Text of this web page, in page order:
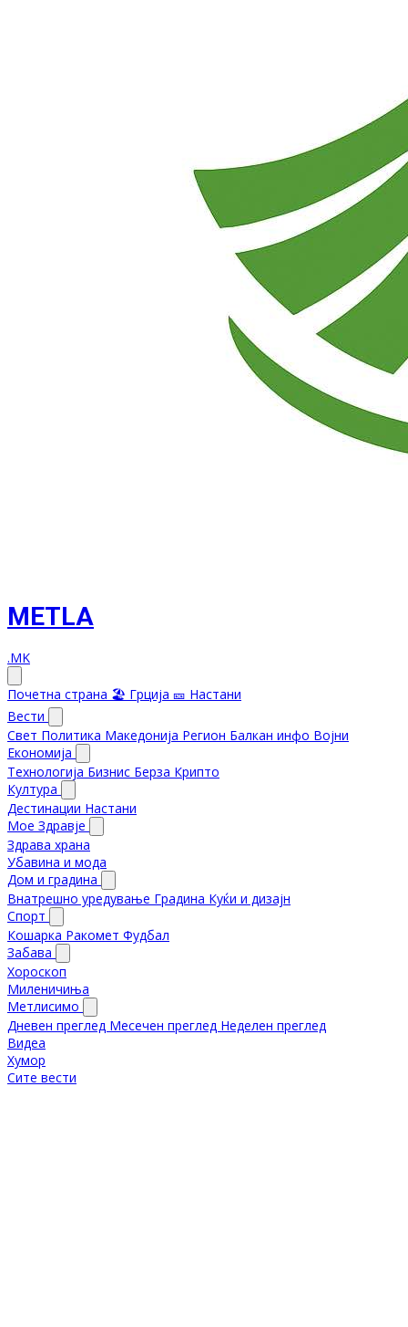
METLA
.MK
Почетна страна 🏖️ Грција 🎫 Настани
Вести
Свет Политика Македонија Регион Балкан инфо Војни
Економија
Технологија Бизнис Берза Крипто
Култура
Дестинации Настани
Мое Здравје
Здрава храна
Убавина и мода
Дом и градина
Внатрешно уредување Градина Куќи и дизајн
Спорт
Кошарка Ракомет Фудбал
Забава
Хороскоп
Миленичиња
Метлисимо
Дневен преглед Месечен преглед Неделен преглед
Видеа
Хумор
Сите вести